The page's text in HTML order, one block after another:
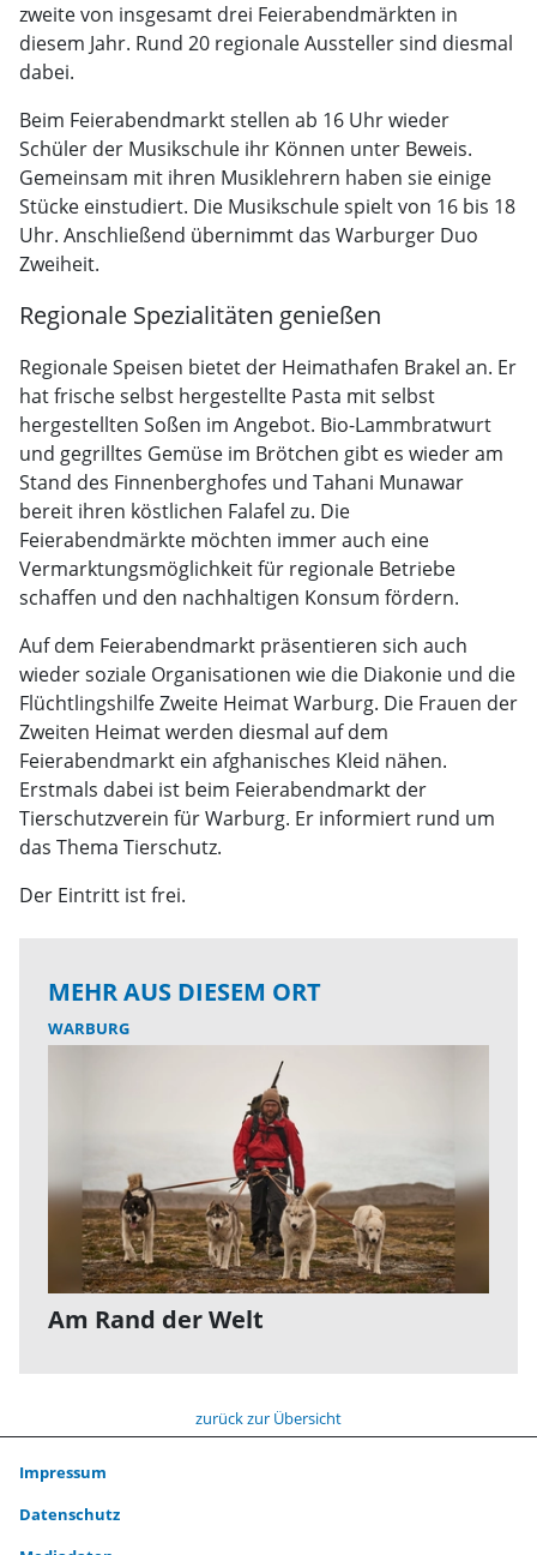
zweite von insgesamt drei Feierabendmärkten in
diesem Jahr. Rund 20 regionale Aussteller sind diesmal
dabei.
Beim Feierabendmarkt stellen ab 16 Uhr wieder
Schüler der Musikschule ihr Können unter Beweis.
Gemeinsam mit ihren Musiklehrern haben sie einige
Stücke einstudiert. Die Musikschule spielt von 16 bis 18
Uhr. Anschließend übernimmt das Warburger Duo
Zweiheit.
Regionale Spezialitäten genießen
Regionale Speisen bietet der Heimathafen Brakel an. Er
hat frische selbst hergestellte Pasta mit selbst
hergestellten Soßen im Angebot. Bio-Lammbratwurt
und gegrilltes Gemüse im Brötchen gibt es wieder am
Stand des Finnenberghofes und Tahani Munawar
bereit ihren köstlichen Falafel zu. Die
Feierabendmärkte möchten immer auch eine
Vermarktungsmöglichkeit für regionale Betriebe
schaffen und den nachhaltigen Konsum fördern.
Auf dem Feierabendmarkt präsentieren sich auch
wieder soziale Organisationen wie die Diakonie und die
Flüchtlingshilfe Zweite Heimat Warburg. Die Frauen der
Zweiten Heimat werden diesmal auf dem
Feierabendmarkt ein afghanisches Kleid nähen.
Erstmals dabei ist beim Feierabendmarkt der
Tierschutzverein für Warburg. Er informiert rund um
das Thema Tierschutz.
Der Eintritt ist frei.
MEHR AUS DIESEM ORT
WARBURG
Am Rand der Welt
zurück zur Übersicht
Impressum
Datenschutz